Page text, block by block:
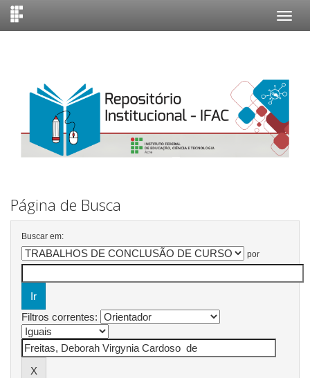
Página de Busca
Buscar em:
por
Filtros correntes: